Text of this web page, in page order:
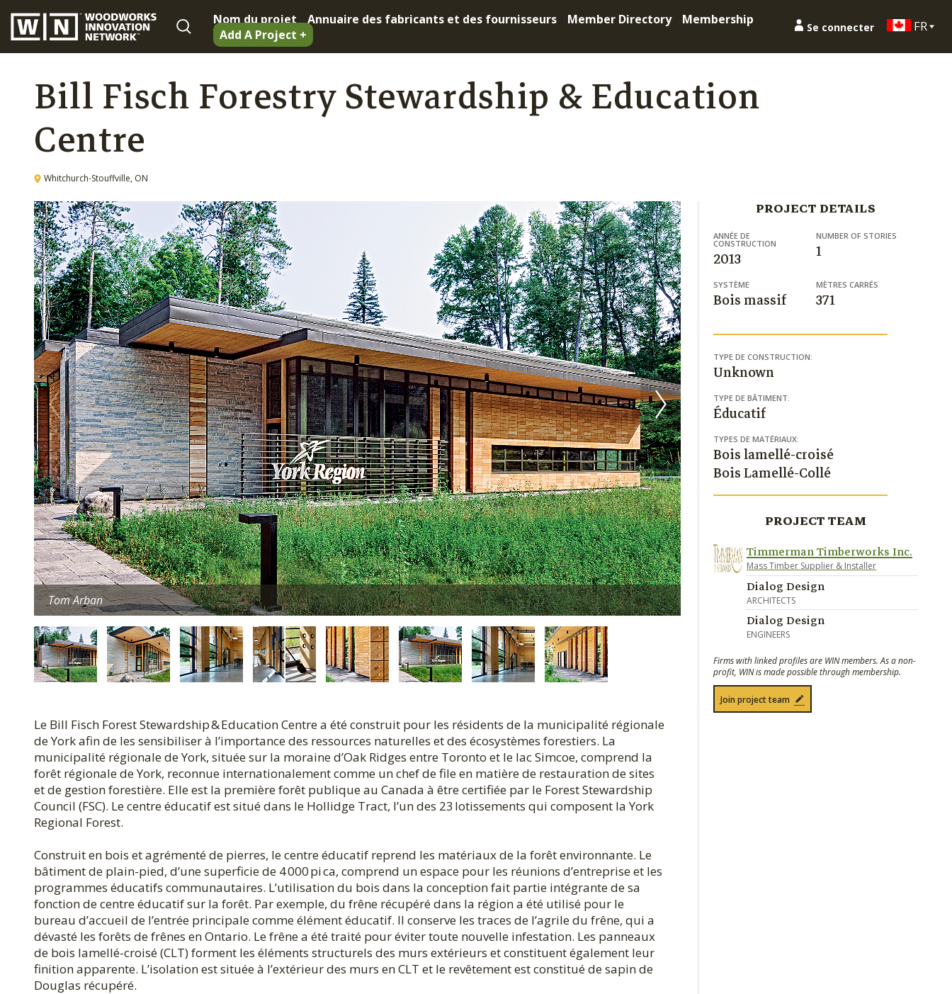
Nom du projet Annuaire des fabricants et des fournisseurs Member Directory
Membership
Add A Project +
Se connecter FR
Bill Fisch Forestry Stewardship & Education
Centre
Whitchurch-Stouffville, ON
Tom Arban Tom Arban
Le Bill Fisch Forest Stewardship & Education Centre a été construit pour les résidents de la municipalité régionale
de York afin de les sensibiliser à l’importance des ressources naturelles et des écosystèmes forestiers. La
municipalité régionale de York, située sur la moraine d’Oak Ridges entre Toronto et le lac Simcoe, comprend la
forêt régionale de York, reconnue internationalement comme un chef de file en matière de restauration de sites
et de gestion forestière. Elle est la première forêt publique au Canada à être certifiée par le Forest Stewardship
Council (FSC). Le centre éducatif est situé dans le Hollidge Tract, l’un des 23 lotissements qui composent la York
Regional Forest.
Construit en bois et agrémenté de pierres, le centre éducatif reprend les matériaux de la forêt environnante. Le
bâtiment de plain-pied, d’une superficie de 4 000 pi ca, comprend un espace pour les réunions d’entreprise et les
programmes éducatifs communautaires. L’utilisation du bois dans la conception fait partie intégrante de sa
fonction de centre éducatif sur la forêt. Par exemple, du frêne récupéré dans la région a été utilisé pour le
bureau d’accueil de l’entrée principale comme élément éducatif. Il conserve les traces de l’agrile du frêne, qui a
dévasté les forêts de frênes en Ontario. Le frêne a été traité pour éviter toute nouvelle infestation. Les panneaux
de bois lamellé-croisé (CLT) forment les éléments structurels des murs extérieurs et constituent également leur
finition apparente. L’isolation est située à l’extérieur des murs en CLT et le revêtement est constitué de sapin de
Douglas récupéré.
PROJECT DETAILS
ANNÉE DE
CONSTRUCTION
2013
NUMBER OF STORIES
1
SYSTÈME
Bois massif
MÈTRES CARRÉS
371
TYPE DE CONSTRUCTION:
Unknown
TYPE DE BÂTIMENT:
Éducatif
TYPES DE MATÉRIAUX:
Bois lamellé-croisé
Bois Lamellé-Collé
PROJECT TEAM
Timmerman Timberworks Inc.
Mass Timber Supplier & Installer
Dialog Design
ARCHITECTS
Dialog Design
ENGINEERS
Firms with linked profiles are WIN members. As a non-
profit, WIN is made possible through membership.
Join project team